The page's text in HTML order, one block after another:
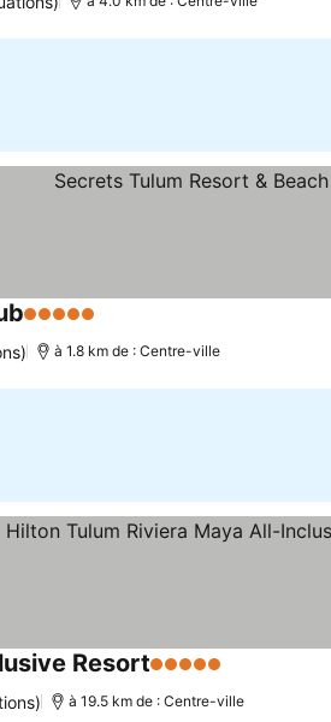
5 Étoiles
à 1.8 km de : Centre-ville
Resort5 Étoiles
à 19.5 km de : Centre-ville